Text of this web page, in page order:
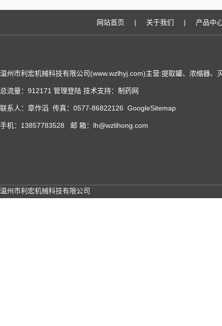
网站首页 | 关于我们 | 产品中
温州市利宏机械科技有限公司(www.wzlhyj.com)主营:提取罐、浓缩器、
总流量：912171 管理登陆 技术支持： 制药网
联系人：章作滔 传真：0577-86822126 GoogleSitemap
手机：13857783528 邮 箱：lh@wzlihong.com
温州市利宏机械科技有限公司